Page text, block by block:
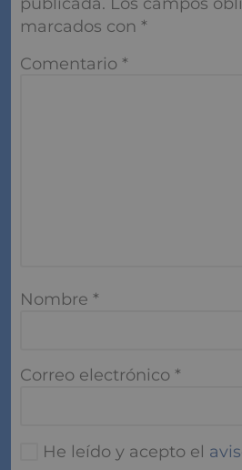
Deja aquí tu
pregunta o